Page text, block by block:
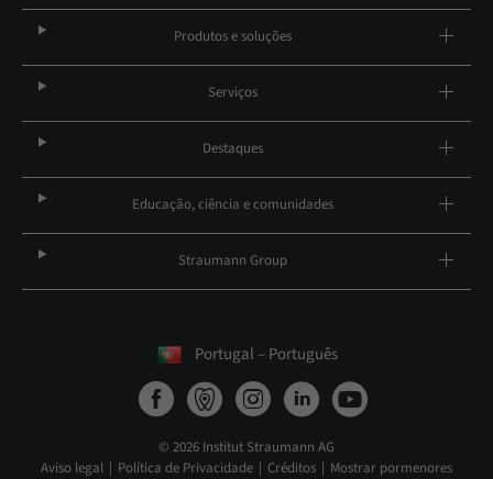
Produtos e soluções
Serviços
Destaques
Educação, ciência e comunidades
Straumann Group
Portugal – Português
© 2026 Institut Straumann AG
Aviso legal
Política de Privacidade Créditos Mostrar pormenores